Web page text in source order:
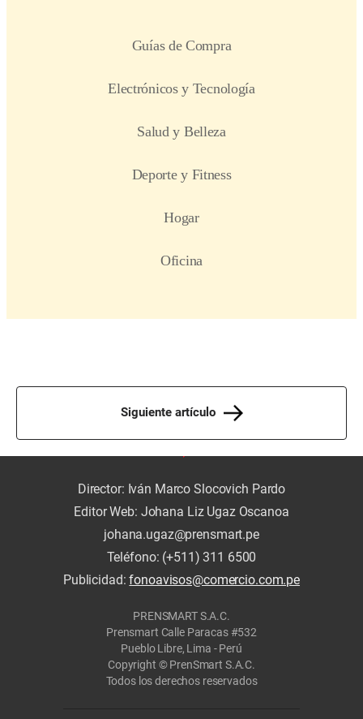
Siguiente artículo
Director: Iván Marco Slocovich Pardo
Editor Web: Johana Liz Ugaz Oscanoa
johana.ugaz@prensmart.pe
Teléfono: (+511) 311 6500
Publicidad:fonoavisos@comercio.com.pe
PRENSMART S.A.C.
Prensmart Calle Paracas #532
Pueblo Libre, Lima - Perú
Copyright © PrenSmart S.A.C.
Todos los derechos reservados